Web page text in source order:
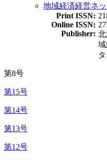
地域経済経営ネ
Print ISSN:
Online ISSN:
Publisher:
第8号
第15号
第14号
第13号
第12号